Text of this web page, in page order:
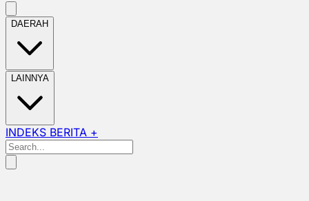
DAERAH
LAINNYA
INDEKS BERITA +